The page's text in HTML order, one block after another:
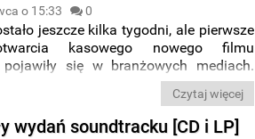
o 15:33 0
jeszcze kilka tygodni, ale pierwsze
kasowego nowego filmu
się w branżowych mediach.
jest ogromne, analitycy wciąż
jak wielki sukces odniesie
weekendu wyświetlania.
Czytaj więcej
wydań soundtracku [CD i LP]